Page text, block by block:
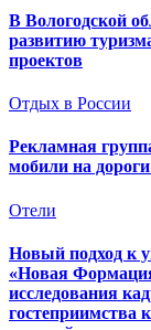
В Вологодской
развитию
проектов
Отдых в России
Рекламная
мобили на
Отели
Новый подход к
«Новая
исследования
гостеприимства